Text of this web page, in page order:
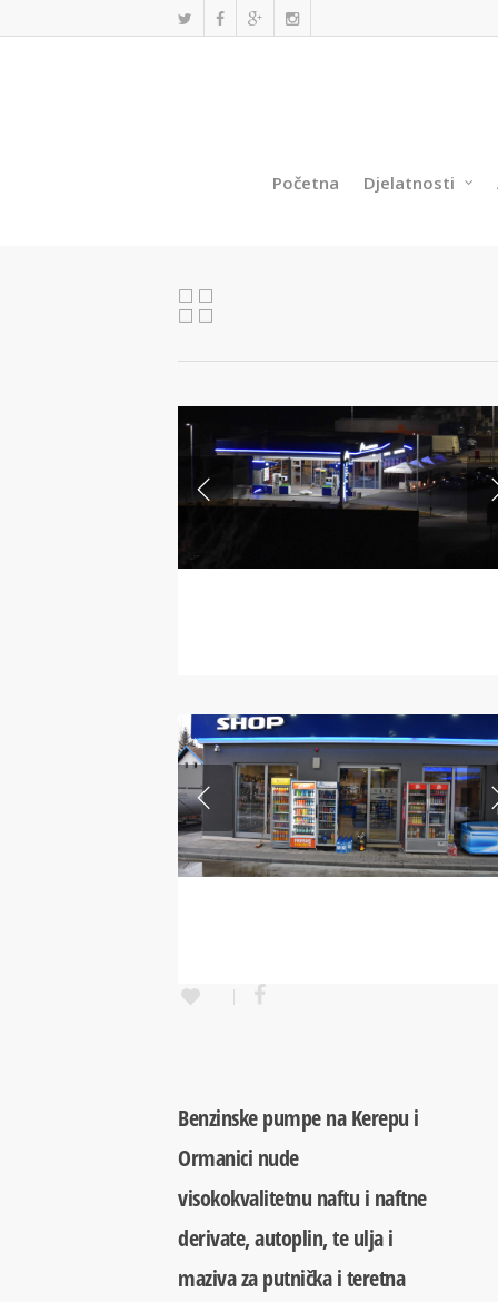
Početna Djelatnosti
Benzinske pumpe na Kerepu i
Ormanici nude
visokokvalitetnu naftu i naftne
derivate, autoplin, te ulja i
maziva za putnička i teretna